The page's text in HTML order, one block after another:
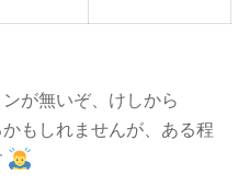
が無いぞ、けしから
もしれませんが、ある程